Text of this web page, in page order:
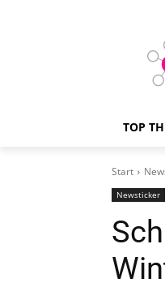
TOP
Start
Newsticker